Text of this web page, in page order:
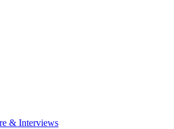
& Interviews